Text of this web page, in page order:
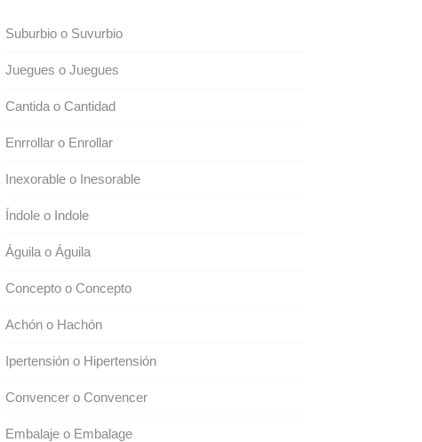
Suburbio o Suvurbio
Juegues o Juegues
Cantida o Cantidad
Enrrollar o Enrollar
Inexorable o Inesorable
Índole o Indole
Águila o Águila
Concepto o Concepto
Achón o Hachón
Ipertensión o Hipertensión
Convencer o Convencer
Embalaje o Embalage